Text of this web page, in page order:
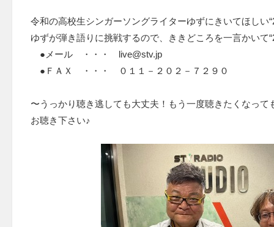
令和の高校生シンガーソングライターゆずにきいてほしい
ゆずが弾き語りに挑戦するので、ききどころを一言かいて
●メール ・・・ live@stv.jp
●ＦＡＸ ・・・ ０１１－２０２－７２９０
〜うっかり聴き逃しても大丈夫！もう一度聴きたくなっ
お聴き下さい♪